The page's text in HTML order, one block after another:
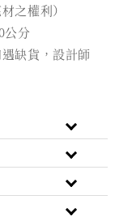
之權利）
公分
缺貨，設計師